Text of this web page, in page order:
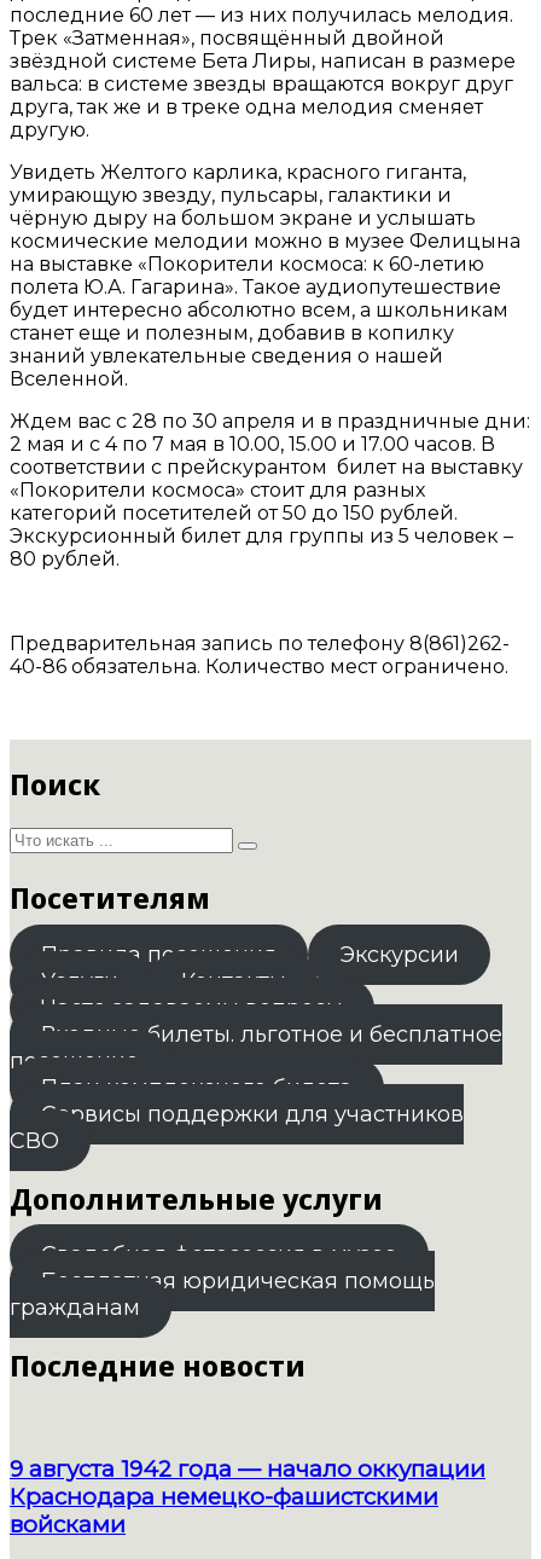
последние 60 лет — из них получилась мелодия.
Трек «Затменная», посвящённый двойной
звёздной системе Бета Лиры, написан в размере
вальса: в системе звезды вращаются вокруг друг
друга, так же и в треке одна мелодия сменяет
другую.
Увидеть Желтого карлика, красного гиганта,
умирающую звезду, пульсары, галактики и
чёрную дыру на большом экране и услышать
космические мелодии можно в музее Фелицына
на выставке «Покорители космоса: к 60-летию
полета Ю.А. Гагарина». Такое аудиопутешествие
будет интересно абсолютно всем, а школьникам
станет еще и полезным, добавив в копилку
знаний увлекательные сведения о нашей
Вселенной.
Ждем вас с 28 по 30 апреля и в праздничные дни:
2 мая и с 4 по 7 мая в 10.00, 15.00 и 17.00 часов. В
соответствии с прейскурантом билет на выставку
«Покорители космоса» стоит для разных
категорий посетителей от 50 до 150 рублей.
Экскурсионный билет для группы из 5 человек –
80 рублей.
Предварительная запись по телефону 8(861)262-
40-86 обязательна. Количество мест ограничено.
Поиск
Посетителям
Правила посещения
Экскурсии
Услуги
Контакты
Часто задаваемы вопросы
Входные билеты. льготное и бесплатное
посещение
План комплексного билета
Сервисы поддержки для участников
СВО
Дополнительные услуги
Свадебная фотосессия в музее
Бесплатная юридическая помощь
гражданам
Последние новости
9 августа 1942 года — начало оккупации
Краснодара немецко-фашистскими
войсками